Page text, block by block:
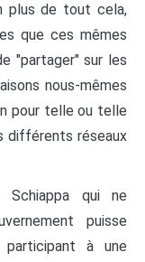
plus de tout cela,
que ces mêmes
"partager" sur les
nous-mêmes
pour telle ou telle
différents réseaux
Schiappa qui ne
puisse
à une